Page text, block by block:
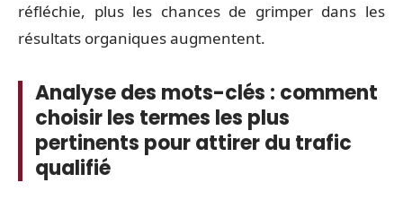
réfléchie, plus les chances de grimper dans les
résultats organiques augmentent.
Analyse des mots-clés : comment
choisir les termes les plus
pertinents pour attirer du trafic
qualifié